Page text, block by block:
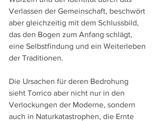
Verlassen der Gemeinschaft, beschwört
aber gleichzeitig mit dem Schlussbild,
das den Bogen zum Anfang schlägt,
eine Selbstfindung und ein Weiterleben
der Traditionen.
Die Ursachen für deren Bedrohung
sieht Torrico aber nicht nur in den
Verlockungen der Moderne, sondern
auch in Naturkatastrophen, die Ernte